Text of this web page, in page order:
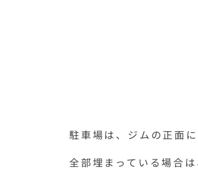
駐車場は、ジムの正面
全部埋まっている場合